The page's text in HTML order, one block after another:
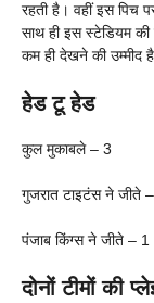
रहती है। वहीं इस पिच
साथ ही इस स्टेडियम
कम ही देखने की उम्मीद
हेड टू हेड
कुल मुकाबले – 3
गुजरात टाइटंस ने जीते
पंजाब किंग्स ने जीते – 1
दोनों टीमों की